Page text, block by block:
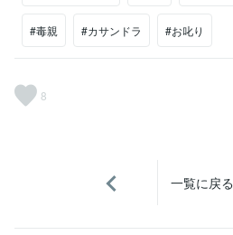
#毒親 #カサンドラ #お叱り
8
一覧に戻る